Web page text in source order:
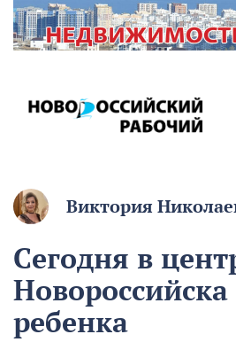
Виктория
Сегодня в
ребенка